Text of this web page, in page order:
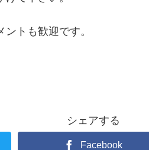
トも歓迎です。
シェアする
Facebook